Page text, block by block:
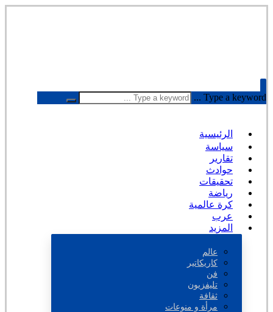
Type a keyword ...
الرئيسية
سياسة
تقارير
حوادث
تحقيقات
رياضة
كرة عالمية
عرب
المزيد
عالم
كاريكاتير
فن
تليفزيون
ثقافة
مرأة و منوعات